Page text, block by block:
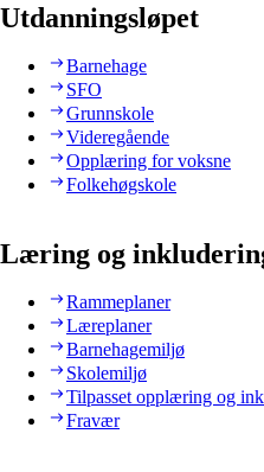
Utdanningsløpet
Barnehage
SFO
Grunnskole
Videregående
Opplæring for voksne
Folkehøgskole
Læring og
Rammeplaner
Læreplaner
Barnehagemiljø
Skolemiljø
Tilpasset opplæring og
Fravær